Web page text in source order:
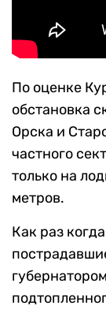
По оценке
обстановка
Орска и
частного
только на
метров.
Как раз